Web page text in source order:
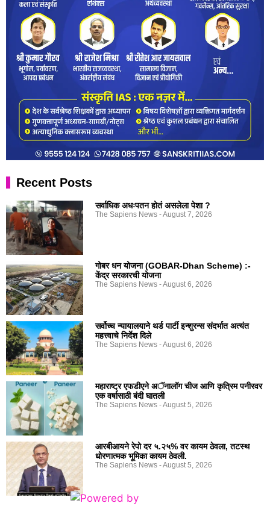
Recent Posts
सर्वाधिक अधःपतन होतं असलेला पेशा ?
The Sapiens News August 7, 2026
गोबर धन योजना (GOBAR-Dhan Scheme) :-
केंद्र सरकारची योजना
The Sapiens News August 6, 2026
सर्वोच्च न्यायालयाने थर्ड पार्टी इन्शुरन्स संदर्भात अत्यंत
महत्त्वाचे निर्देश दिले
The Sapiens News August 6, 2026
महाराष्ट्र एफडीएने अॅनालॉग चीज आणि कृत्रिम पनीरवर
एक वर्षासाठी बंदी घातली
The Sapiens News August 5, 2026
आरबीआयने रेपो दर ५.२५% वर कायम ठेवला, तटस्थ
धोरणात्मक भूमिका कायम ठेवली.
The Sapiens News August 5, 2026